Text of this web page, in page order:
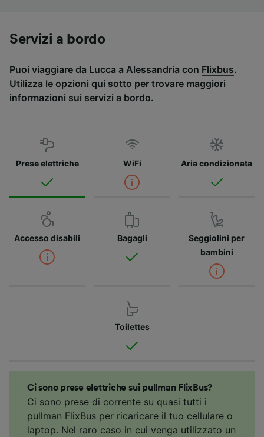
Servizi a bordo
Puoi viaggiare da Lucca a Alessandria con Flixbus.
Utilizza le opzioni qui sotto per trovare maggiori
informazioni sui servizi a bordo.
Prese elettriche WiFi Aria condizionata
Accesso disabili Bagagli
Seggiolini per
bambini
Toilettes
Ci sono prese elettriche sui pullman FlixBus?
Ci sono prese di corrente su quasi tutti i
pullman FlixBus per ricaricare il tuo cellulare o
laptop. Nel raro caso in cui venga utilizzato un